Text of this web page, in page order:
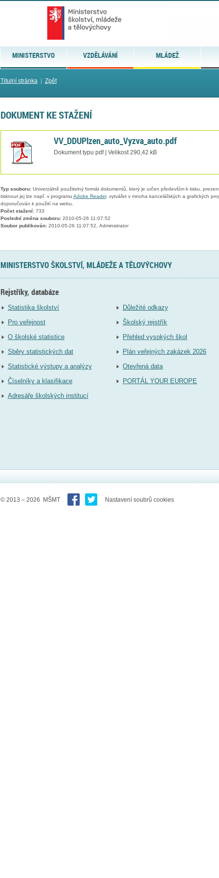
MINISTERSTVO VZDĚLÁVÁNÍ MLÁDEŽ
Titulní stránka| Zpět
DOKUMENT KE STAŽENÍ
VV_DDUPlzen_auto_Vyzva_auto.pdf
Dokument typu pdf | Velikost 290,42 kB
Typ souboru:Univerzálně použitelný formát dokumentů, který je určen především k tisku,
tisknout jej lze např. v programu Adobe Reader, vytvářet v mnoha kancelářských a grafických
doporučován k použití na webu.
Počet stažení:733
Poslední změna souboru:2010-05-26 11:07:52
Soubor publikován:2010-05-26 11:07:52, Administrator
MINISTERSTVO ŠKOLSTVÍ, MLÁDEŽE A TĚLOVÝCHOVY
Rejstříky, databáze
Statistika školství
Pro veřejnost
O školské statistice
Sběry statistických dat
Statistické výstupy a analýzy
Číselníky a klasifikace
Adresáře školských institucí
Důležité odkazy
Školský rejstřík
Přehled vysokých škol
Plán veřejných zakázek 2026
Otevřená data
PORTÁL YOUR EUROPE
© 2013 – 2026 MŠMT Nastavení soubrů cookies